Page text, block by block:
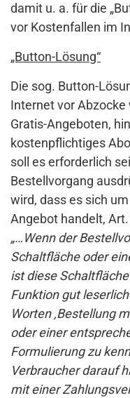
damit u. a. für die
vor Kostenfallen im
„Button-Lösung“
Die sog. Button-
Internet vor
Gratis-Angeboten,
kostenpflichtiges
soll es erforderlich
Bestellvorgang
wird, dass es sich
Angebot handelt, Art.
„…Wenn der
Schaltfläche oder
ist diese
Funktion gut
Worten ‚Bestellung
oder einer
Formulierung zu
Verbraucher darauf
mit einer